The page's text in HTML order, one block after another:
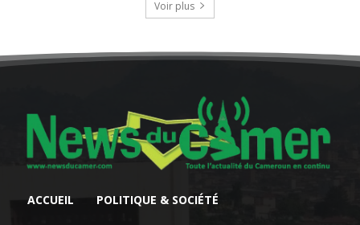
Voir plus
ACCUEIL POLITIQUE & SOCIÉTÉ